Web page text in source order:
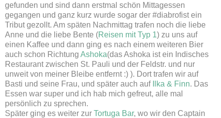
gefunden und sind dann erstmal schön Mittagessen
gegangen und ganz kurz wurde sogar der #diabrofist ein
Tribut gezollt. Am späten Nachmittag trafen noch die liebe
Anne und die liebe Bente (Reisen mit Typ 1) zu uns auf
einen Kaffee und dann ging es nach einem weiteren Bier
auch schon Richtung Ashoka(das Ashoka ist ein Indisches
Restaurant zwischen St. Pauli und der Feldstr. und nur
unweit von meiner Bleibe entfernt :) ). Dort trafen wir auf
Basti und seine Frau, und später auch auf
Ilka & Finn. Das
Essen war super und ich hab mich gefreut, alle mal
persönlich zu sprechen.
Später ging es weiter zur Tortuga Bar, wo wir den Captain